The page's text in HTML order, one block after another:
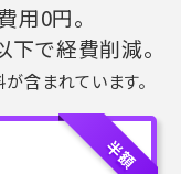
用0円。
で経費削減。
含まれています。
半額